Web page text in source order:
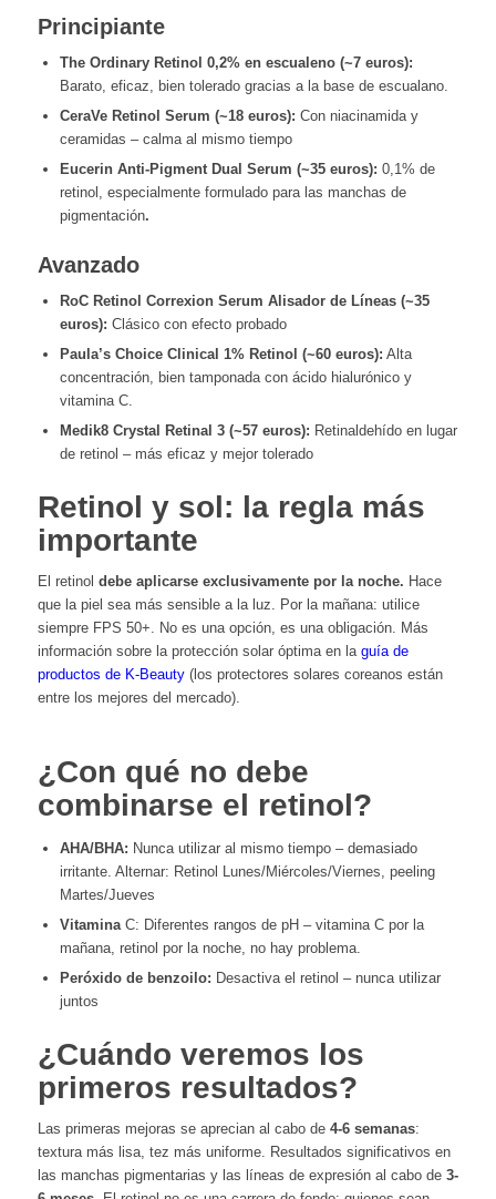
Principiante
The Ordinary Retinol 0,2% en escualeno (~7 euros):
Barato, eficaz, bien tolerado gracias a la base de escualano.
CeraVe Retinol Serum (~18 euros): Con niacinamida y
ceramidas – calma al mismo tiempo
Eucerin Anti-Pigment Dual Serum (~35 euros): 0,1% de
retinol, especialmente formulado para las manchas de
pigmentación.
Avanzado
RoC Retinol Correxion Serum Alisador de Líneas (~35
euros): Clásico con efecto probado
Paula’s Choice Clinical 1% Retinol (~60 euros): Alta
concentración, bien tamponada con ácido hialurónico y
vitamina C.
Medik8 Crystal Retinal 3 (~57 euros): Retinaldehído en lugar
de retinol – más eficaz y mejor tolerado
Retinol y sol: la regla más
importante
El retinol debe aplicarse exclusivamente por la noche. Hace
que la piel sea más sensible a la luz. Por la mañana: utilice
siempre FPS 50+. No es una opción, es una obligación. Más
información sobre la protección solar óptima en la guía de
productos de K-Beauty(los protectores solares coreanos están
entre los mejores del mercado).
¿Con qué no debe
combinarse el retinol?
AHA/BHA: Nunca utilizar al mismo tiempo – demasiado
irritante. Alternar: Retinol Lunes/Miércoles/Viernes, peeling
Martes/Jueves
VitaminaC: Diferentes rangos de pH – vitamina C por la
mañana, retinol por la noche, no hay problema.
Peróxido de benzoilo: Desactiva el retinol – nunca utilizar
juntos
¿Cuándo veremos los
primeros resultados?
Las primeras mejoras se aprecian al cabo de 4-6 semanas:
textura más lisa, tez más uniforme. Resultados significativos en
las manchas pigmentarias y las líneas de expresión al cabo de 3-